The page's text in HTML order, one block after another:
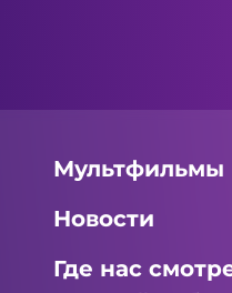
Мультфильмы
Новости
Где нас